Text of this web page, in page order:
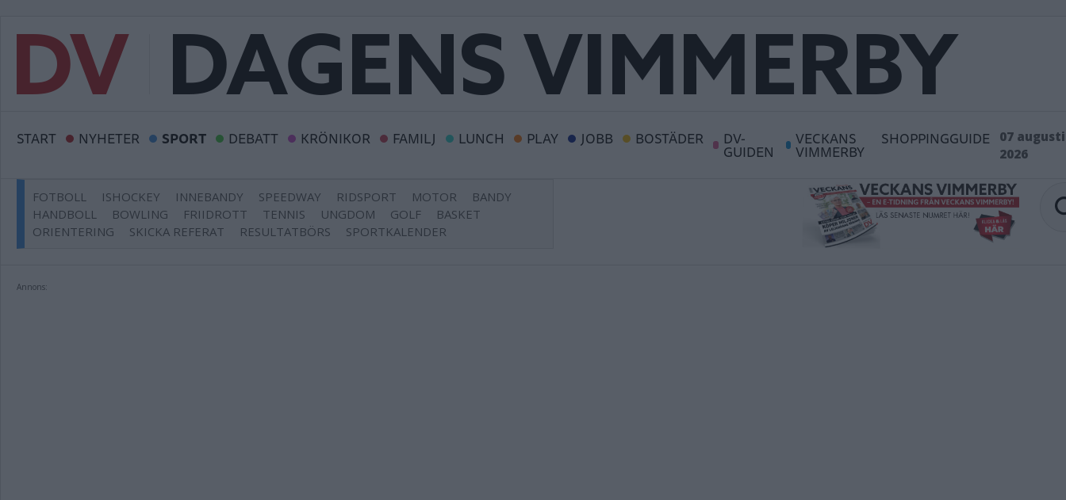
START NYHETER SPORT DEBATT KRÖNIKOR FAMILJ LUNCH PLAY JOBB BOSTÄDER DV-
GUIDEN
VECKANS
VIMMERBY
SHOPPINGGUIDE
07 augusti
2026
FOTBOLL ISHOCKEY INNEBANDY SPEEDWAY RIDSPORT MOTOR
BANDY
HANDBOLL
BOWLING FRIIDROTT TENNIS UNGDOM GOLF
BASKET
ORIENTERING
SKICKA REFERAT RESULTATBÖRS SPORTKALENDER
Annons: